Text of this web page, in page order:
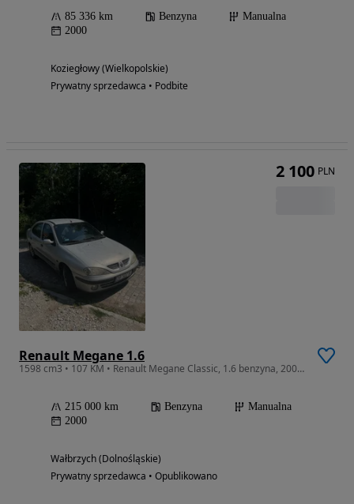
85 336 km Benzyna
Manualna
2000
Koziegłowy (Wielkopolskie)
Prywatny sprzedawca • Podbite
Renault Megane 1.6
1598 cm3 • 107 KM • Renault Megane Classic, 1.6 benzyna, 2000r.
215 000 km Benzyna
Manualna
2000
Wałbrzych (Dolnośląskie)
Prywatny sprzedawca • Opublikowano
2 100 PLN